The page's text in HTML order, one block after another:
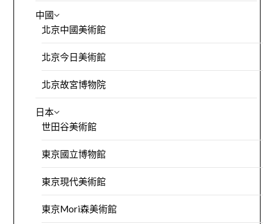
中國
北京中國美術館
北京今日美術館
北京故宮博物院
日本
世田谷美術館
東京國立博物館
東京現代美術館
東京Mori森美術館